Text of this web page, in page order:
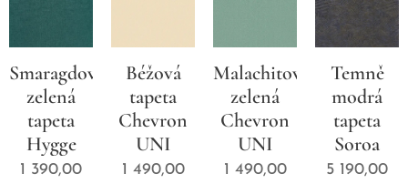
Smaragdově-
zelená
tapeta
Hygge
1 390,00
Béžová
tapeta
Chevron
UNI
1 490,00
Malachitová
zelená
Chevron
UNI
1 490,00
Temně
modrá
tapeta
Soroa
5 190,00